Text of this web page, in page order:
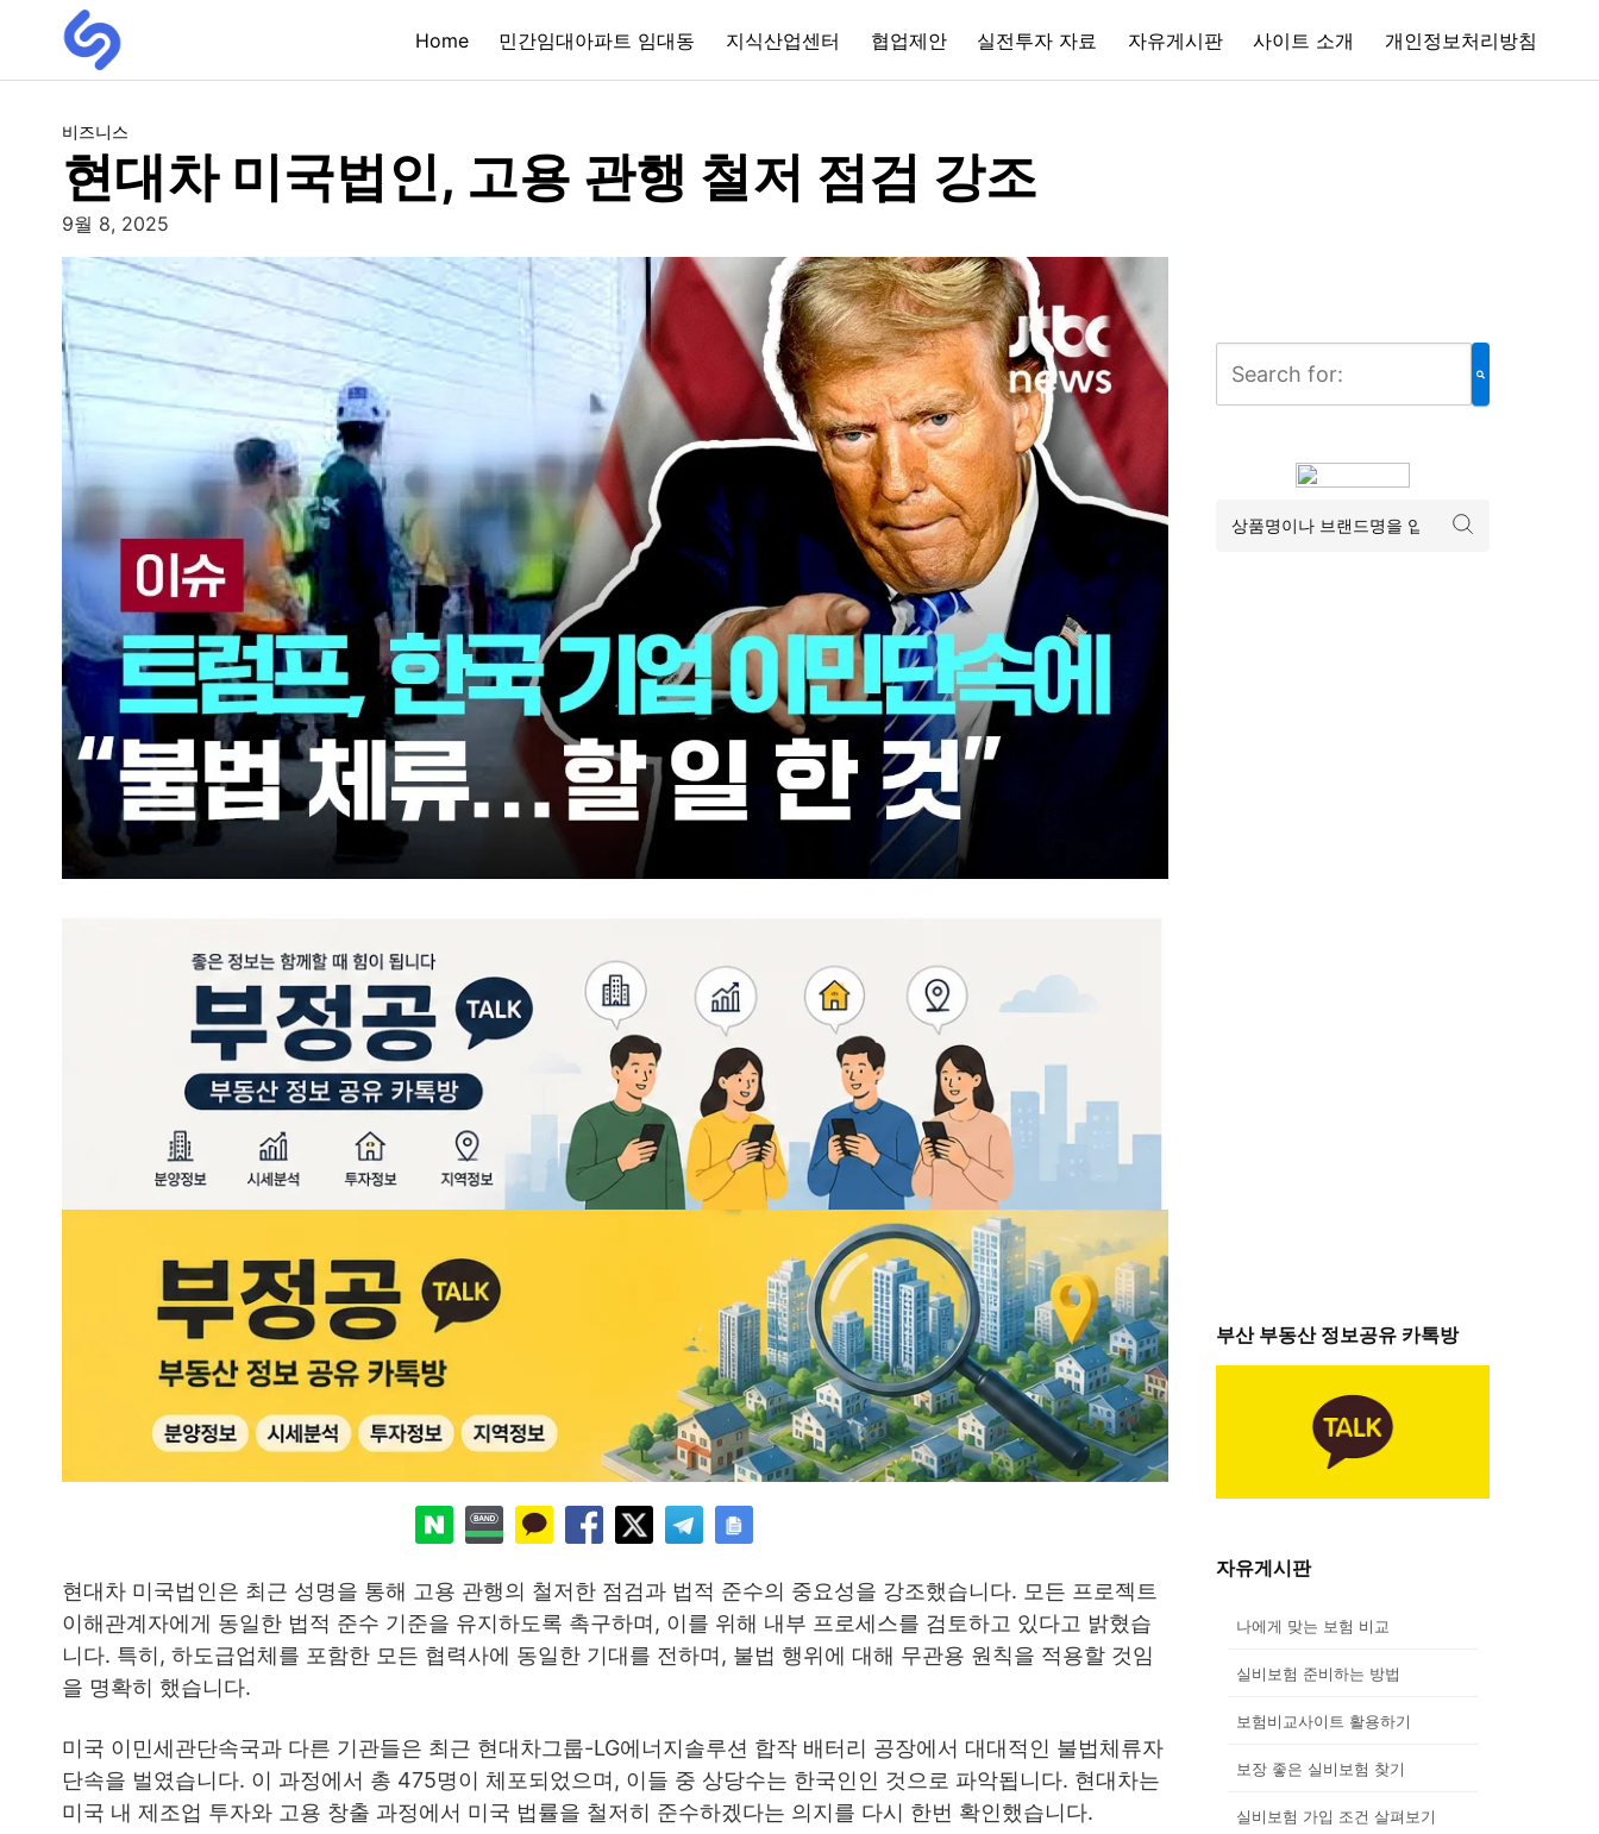
Home 민간임대아파트 임대동 지식산업센터 협업제안 실전투자 자료 자유게시판 사이트 소개 개인정보처리방침
비즈니스
현대차 미국법인, 고용 관행 철저 점검 강조
9월 8, 2025
현대차 미국법인은 최근 성명을 통해 고용 관행의 철저한 점검과 법적 준수의 중요성을 강조했습니다. 모든 프로젝트
이해관계자에게 동일한 법적 준수 기준을 유지하도록 촉구하며, 이를 위해 내부 프로세스를 검토하고 있다고 밝혔습
니다. 특히, 하도급업체를 포함한 모든 협력사에 동일한 기대를 전하며, 불법 행위에 대해 무관용 원칙을 적용할 것임
을 명확히 했습니다.
미국 이민세관단속국과 다른 기관들은 최근 현대차그룹-LG에너지솔루션 합작 배터리 공장에서 대대적인 불법체류자
단속을 벌였습니다. 이 과정에서 총 475명이 체포되었으며, 이들 중 상당수는 한국인인 것으로 파악됩니다. 현대차는
미국 내 제조업 투자와 고용 창출 과정에서 미국 법률을 철저히 준수하겠다는 의지를 다시 한번 확인했습니다.
부산 부동산 정보공유 카톡방
자유게시판
나에게 맞는 보험 비교
실비보험 준비하는 방법
보험비교사이트 활용하기
보장 좋은 실비보험 찾기
실비보험 가입 조건 살펴보기